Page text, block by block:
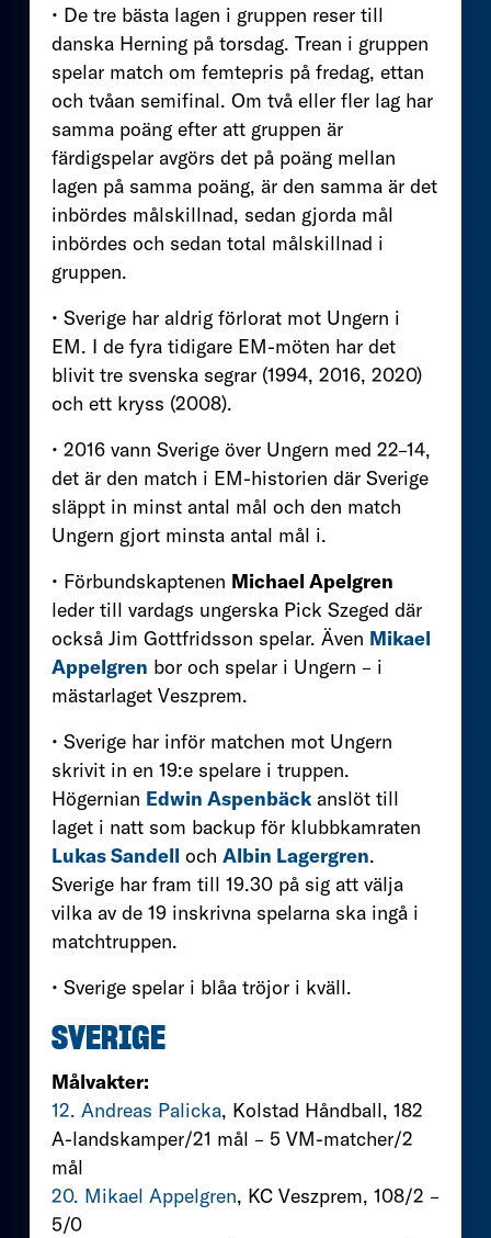
• De tre bästa lagen i gruppen reser till
danska Herning på torsdag. Trean i gruppen
spelar match om femtepris på fredag, ettan
och tvåan semifinal. Om två eller fler lag har
samma poäng efter att gruppen är
färdigspelar avgörs det på poäng mellan
lagen på samma poäng, är den samma är det
inbördes målskillnad, sedan gjorda mål
inbördes och sedan total målskillnad i
gruppen.
• Sverige har aldrig förlorat mot Ungern i
EM. I de fyra tidigare EM-möten har det
blivit tre svenska segrar (1994, 2016, 2020)
och ett kryss (2008).
• 2016 vann Sverige över Ungern med 22–14,
det är den match i EM-historien där Sverige
släppt in minst antal mål och den match
Ungern gjort minsta antal mål i.
• Förbundskaptenen Michael Apelgren
leder till vardags ungerska Pick Szeged där
också Jim Gottfridsson spelar. Även Mikael
Appelgren bor och spelar i Ungern – i
mästarlaget Veszprem.
• Sverige har inför matchen mot Ungern
skrivit in en 19:e spelare i truppen.
Högernian Edwin Aspenbäck anslöt till
laget i natt som backup för klubbkamraten
Lukas Sandell och Albin Lagergren.
Sverige har fram till 19.30 på sig att välja
vilka av de 19 inskrivna spelarna ska ingå i
matchtruppen.
• Sverige spelar i blåa tröjor i kväll.
SVERIGE
Målvakter:
12. Andreas Palicka, Kolstad Håndball, 182
A-landskamper/21 mål – 5 VM-matcher/2
mål
20. Mikael Appelgren, KC Veszprem, 108/2 –
5/0